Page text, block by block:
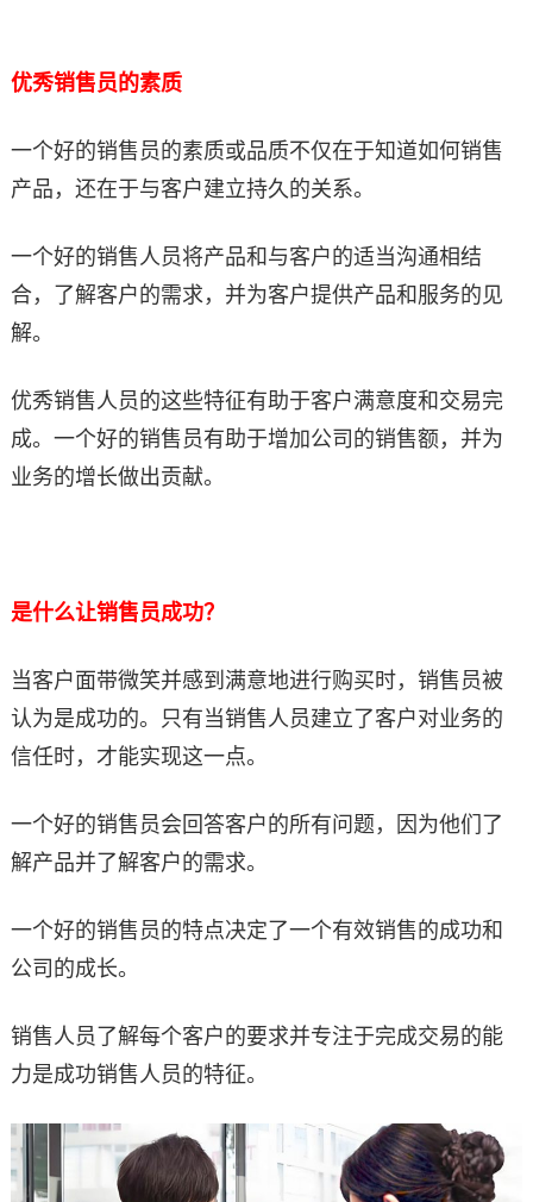
优秀销售员的素质
一个好的销售员的素质或品质不仅在于知道如何销售
产品，还在于与客户建立持久的关系。
一个好的销售人员将产品和与客户的适当沟通相结
合，了解客户的需求，并为客户提供产品和服务的见
解。
优秀销售人员的这些特征有助于客户满意度和交易完
成。一个好的销售员有助于增加公司的销售额，并为
业务的增长做出贡献。
是什么让销售员成功？
当客户面带微笑并感到满意地进行购买时，销售员被
认为是成功的。只有当销售人员建立了客户对业务的
信任时，才能实现这一点。
一个好的销售员会回答客户的所有问题，因为他们了
解产品并了解客户的需求。
一个好的销售员的特点决定了一个有效销售的成功和
公司的成长。
销售人员了解每个客户的要求并专注于完成交易的能
力是成功销售人员的特征。